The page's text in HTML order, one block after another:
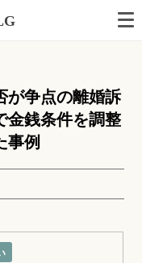
が争点の離婚訴
金銭条件を調整
事例